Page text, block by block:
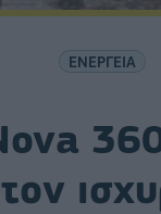
ΕΝΕΡΓΕΙΑ